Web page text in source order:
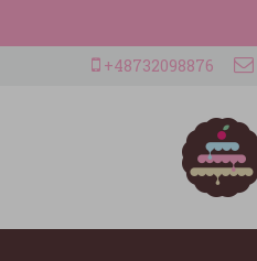
+48732098876